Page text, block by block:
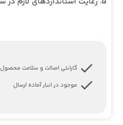
گارانتی اصالت و سلامت محصول
موجود در انبار آماده ارسال